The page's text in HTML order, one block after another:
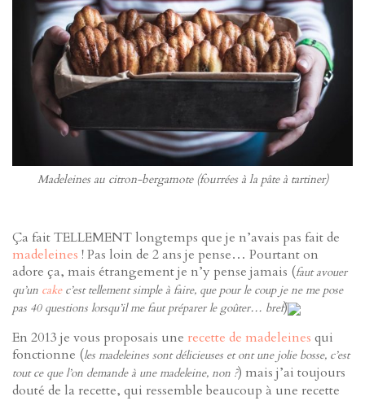
Madeleines au citron-bergamote (fourrées à la pâte à tartiner)
Ça fait TELLEMENT longtemps que je n’avais pas fait de
madeleines ! Pas loin de 2 ans je pense… Pourtant on
adore ça, mais étrangement je n’y pense jamais (faut avouer
qu’un cakec’est tellement simple à faire, que pour le coup je ne me pose
pas 40 questions lorsqu’il me faut préparer le goûter… bref)
En 2013 je vous proposais une recette de madeleines qui
fonctionne (les madeleines sont délicieuses et ont une jolie bosse, c’est
tout ce que l’on demande à une madeleine, non ?) mais j’ai toujours
douté de la recette, qui ressemble beaucoup à une recette